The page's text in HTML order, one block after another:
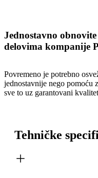
Jednostavno
delovima kompanije
Povremeno je potrebno
jednostavnije nego pomoću
sve to uz garantovani
Tehničke